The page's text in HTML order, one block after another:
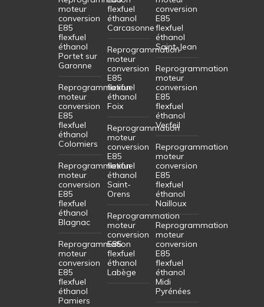
moteur
conversion
E85
flexfuel
éthanol
Portet sur
Garonne
Reprogrammation
moteur
conversion
E85
flexfuel
éthanol
Colomiers
Reprogrammation
moteur
conversion
E85
flexfuel
éthanol
Blagnac
Reprogrammation
moteur
conversion
E85
flexfuel
éthanol
Pamiers
flexfuel
éthanol
Carcasonne
Reprogrammation
moteur
conversion
E85
flexfuel
éthanol
Foix
Reprogrammation
moteur
conversion
E85
flexfuel
éthanol
Saint-
Orens
Reprogrammation
moteur
conversion
E85
flexfuel
éthanol
Labège
conversion
E85
flexfuel
éthanol
Saint-Jean
Reprogrammation
moteur
conversion
E85
flexfuel
éthanol
Verfeil
Reprogrammation
moteur
conversion
E85
flexfuel
éthanol
Nailloux
Reprogrammation
moteur
conversion
E85
flexfuel
éthanol
Midi
Pyrénées